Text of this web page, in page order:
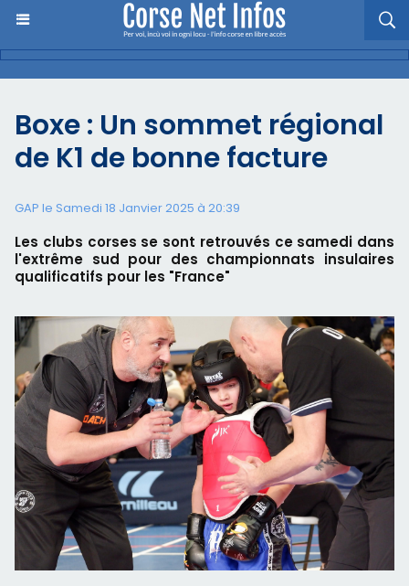
Boxe : Un sommet régional
de K1 de bonne facture
GAP le Samedi 18 Janvier 2025 à 20:39
Les clubs corses se sont retrouvés ce samedi dans
l'extrême sud pour des championnats insulaires
qualificatifs pour les "France"